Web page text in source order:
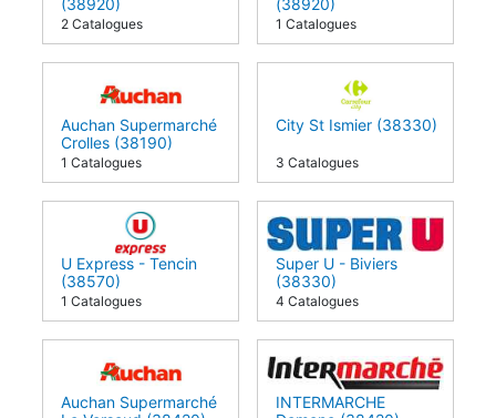
2 Catalogues 1 Catalogues
Auchan Supermarché
Crolles (38190)
1 Catalogues
City St Ismier (38330)
3 Catalogues
U Express - Tencin
(38570)
1 Catalogues
Super U - Biviers
(38330)
4 Catalogues
Auchan Supermarché
INTERMARCHE